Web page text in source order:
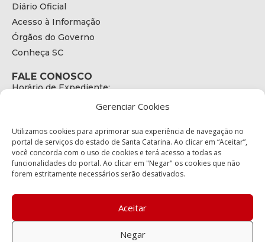
Gerenciar Cookies
Utilizamos cookies para aprimorar sua experiência de navegação no
portal de serviços do estado de Santa Catarina. Ao clicar em “Aceitar”,
você concorda com o uso de cookies e terá acesso a todas as
funcionalidades do portal. Ao clicar em "Negar" os cookies que não
forem estritamente necessários serão desativados.
Aceitar
Negar
Diário Oficial
Acesso à Informação
Órgãos do Governo
Conheça SC
FALE CONOSCO
Horário de Expediente:
E-mail:
secretariaexecutiva@cetran.sc.gov.br
ENDEREÇO
Endereço:
Bairro:
Coqueiros, Florianópolis SC
88.080-160